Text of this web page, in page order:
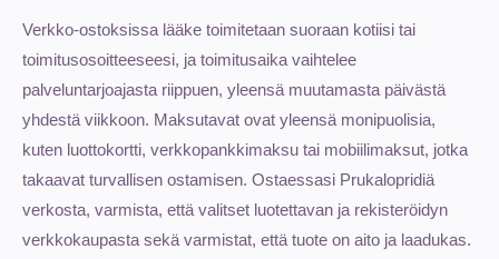
Verkko-ostoksissa lääke toimitetaan suoraan kotiisi tai
toimitusosoitteeseesi, ja toimitusaika vaihtelee
palveluntarjoajasta riippuen, yleensä muutamasta päivästä
yhdestä viikkoon. Maksutavat ovat yleensä monipuolisia,
kuten luottokortti, verkkopankkimaksu tai mobiilimaksut, jotka
takaavat turvallisen ostamisen. Ostaessasi Prukalopridiä
verkosta, varmista, että valitset luotettavan ja rekisteröidyn
verkkokaupasta sekä varmistat, että tuote on aito ja laadukas.